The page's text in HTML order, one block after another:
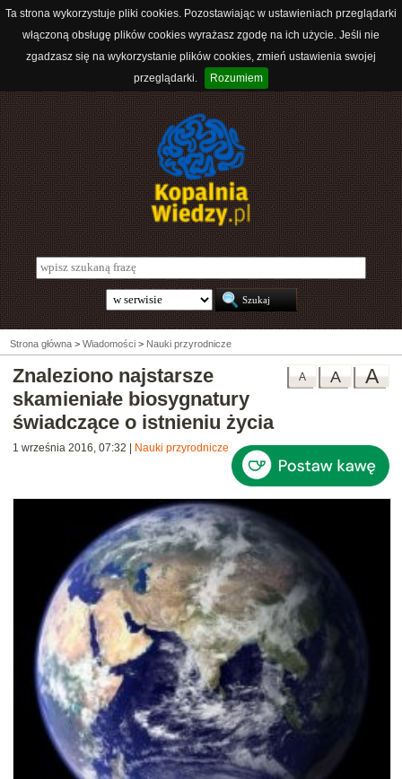
Ta strona wykorzystuje pliki cookies. Pozostawiając w ustawieniach przeglądarki
włączoną obsługę plików cookies wyrażasz zgodę na ich użycie. Jeśli nie
zgadzasz się na wykorzystanie plików cookies, zmień ustawienia swojej
przeglądarki.
Rozumiem
Strona główna > Wiadomości > Nauki przyrodnicze
A
A
A
Znaleziono najstarsze
skamieniałe biosygnatury
świadczące o istnieniu życia
1 września 2016, 07:32 Nauki przyrodnicze